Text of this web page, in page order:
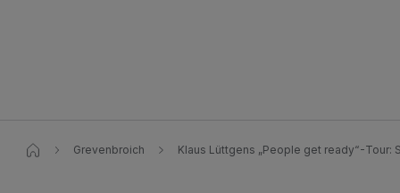
Grevenbroich Klaus Lüttgens „People get ready“-Tour: